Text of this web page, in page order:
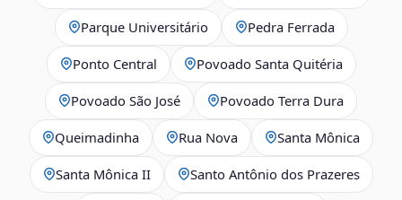
Parque Universitário Pedra Ferrada
Ponto Central Povoado Santa Quitéria
Povoado São José Povoado Terra Dura
Queimadinha Rua Nova Santa Mônica
Santa Mônica II Santo Antônio dos Prazeres